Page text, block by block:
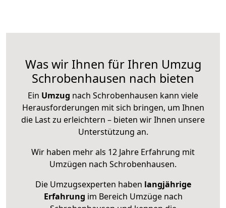
Was wir Ihnen für Ihren Umzug
Schrobenhausen nach bieten
Ein Umzug nach Schrobenhausen kann viele
Herausforderungen mit sich bringen, um Ihnen
die Last zu erleichtern – bieten wir Ihnen unsere
Unterstützung an.
Wir haben mehr als 12 Jahre Erfahrung mit
Umzügen nach Schrobenhausen.
Die Umzugsexperten haben langjährige
Erfahrung im Bereich Umzüge nach